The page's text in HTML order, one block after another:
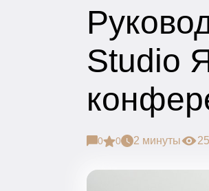
Studio
0 0 2 минуты